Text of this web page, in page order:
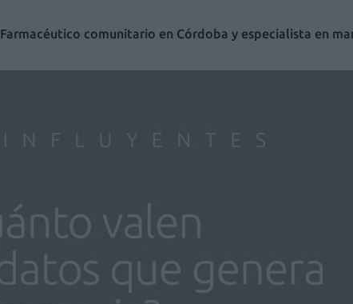
Farmacéutico comunitario en Córdoba y especialista en